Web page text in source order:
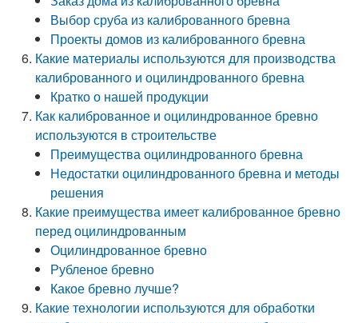
Выбор сруба из калиброванного бревна
Проекты домов из калиброванного бревна
Какие материалы используются для производства
калиброванного и оцилиндрованного бревна
Кратко о нашей продукции
Как калиброванное и оцилиндрованное бревно
используются в строительстве
Преимущества оцилиндрованного бревна
Недостатки оцилиндрованного бревна и методы
решения
Какие преимущества имеет калиброванное бревно
перед оцилиндрованным
Оцилиндрованное бревно
Рубленое бревно
Какое бревно лучше?
Какие технологии используются для обработки